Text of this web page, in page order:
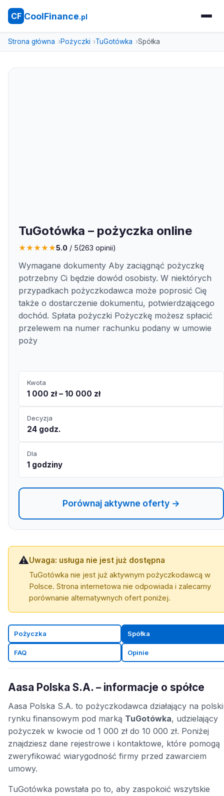
CF CoolFinance.pl
Strona główna Pożyczki TuGotówka Spółka
TuGotówka – pożyczka online
★★★★★5.0 / 5(263 opinii)
Wymagane dokumenty Aby zaciągnąć pożyczkę
potrzebny Ci będzie dowód osobisty. W niektórych
przypadkach pożyczkodawca może poprosić Cię
także o dostarczenie dokumentu, potwierdzającego
dochód. Spłata pożyczki Pożyczkę możesz spłacić
przelewem na numer rachunku podany w umowie
poży
Kwota
1 000 zł – 10 000 zł
Decyzja
24 godz.
Dla
1 godziny
Porównaj aktywne oferty →
⚠️Uwaga: usługa nie jest już dostępna
TuGotówka nie jest już aktywnym pożyczkodawcą w
Polsce. Strona internetowa nie odpowiada i zalecamy
porównanie alternatywnych ofert poniżej.
Pożyczka Spółka
FAQ Opinie
Aasa Polska S.A. – informacje o spółce
Aasa Polska S.A. to pożyczkodawca działający na
rynku finansowym pod marką TuGotówka, udzielający
pożyczek w kwocie od 1 000 zł do 10 000 zł. Poniżej
znajdziesz dane rejestrowe i kontaktowe, które pomogą
zweryfikować wiarygodność firmy przed zawarciem
umowy.
TuGotówka powstała po to, aby zaspokoić wszytskie